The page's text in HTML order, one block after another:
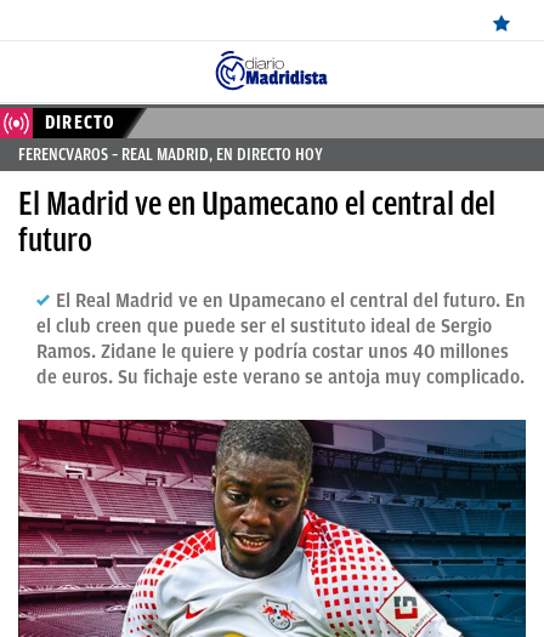
ÚLTIMAS
NOTICIAS
REAL
MADRID
BALONCESTO
CANTERA
DIRECTO
FEMENINO
PAPARAZZI
OKDIARIO
DIRECTO
FERENCVAROS – REAL MADRID, EN DIRECTO HOY
El Madrid ve en Upamecano el central del
futuro
El Real Madrid ve en Upamecano el central del futuro. En
el club creen que puede ser el sustituto ideal de Sergio
Ramos. Zidane le quiere y podría costar unos 40 millones
de euros. Su fichaje este verano se antoja muy complicado.